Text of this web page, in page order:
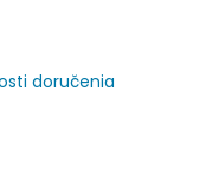
doručenia